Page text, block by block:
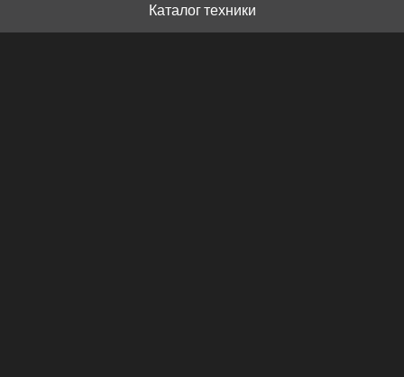
Каталог техники